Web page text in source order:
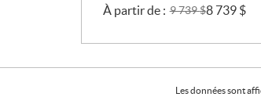
À partir de : 9 739$8 739 $
Les données sont